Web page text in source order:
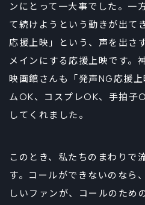
ンにとって一大事でした。一
て続けようという動きが出て
応援上映」という、声を出さ
メインにする応援上映です。
映画館さんも「発声NG応援
ムOK、コスプレOK、手拍子
してくれました。
このとき、私たちのまわりで
す。コールができないのなら
しいファンが、コールのため